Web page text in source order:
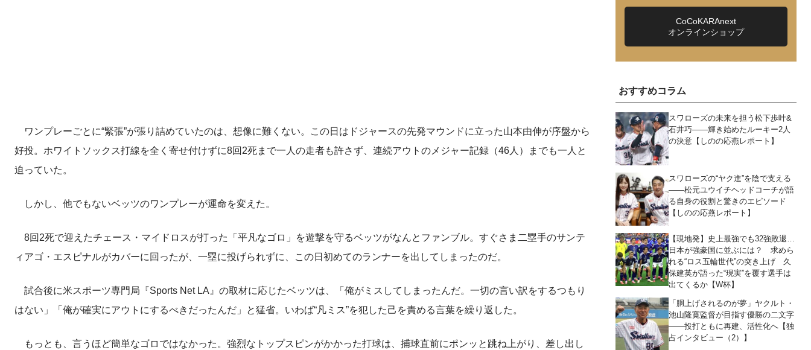
ワンプレーごとに“緊張”が張り詰めていたのは、想像に難くない。この日はドジャースの先発マウンドに立った山本由伸が序盤から
好投。ホワイトソックス打線を全く寄せ付けずに8回2死まで一人の走者も許さず、連続アウトのメジャー記録（46人）までも一人と
迫っていた。
しかし、他でもないベッツのワンプレーが運命を変えた。
8回2死で迎えたチェース・マイドロスが打った「平凡なゴロ」を遊撃を守るベッツがなんとファンブル。すぐさま二塁手のサンテ
ィアゴ・エスピナルがカバーに回ったが、一塁に投げられずに、この日初めてのランナーを出してしまったのだ。
試合後に米スポーツ専門局『Sports Net LA』の取材に応じたベッツは、「俺がミスしてしまったんだ。一切の言い訳をするつもり
はない」「俺が確実にアウトにするべきだったんだ」と猛省。いわば“凡ミス”を犯した己を責める言葉を繰り返した。
もっとも、言うほど簡単なゴロではなかった。強烈なトップスピンがかかった打球は、捕球直前にポンッと跳ね上がり、差し出し
CoCoKARAnext
オンラインショップ
おすすめコラム
スワローズの未来を担う松下歩叶&
石井巧――輝き始めたルーキー2人
の決意【しのの応燕レポート】
スワローズの“ヤク進”を陰で支える
――松元ユウイチヘッドコーチが語
る自身の役割と驚きのエピソード
【しのの応燕レポート】
【現地発】史上最強でも32強敗退…
日本が強豪国に並ぶには？ 求めら
れる“ロス五輪世代”の突き上げ 久
保建英が語った“現実”を覆す選手は
出てくるか【W杯】
「胴上げされるのが夢」ヤクルト・
池山隆寛監督が目指す優勝の二文字
――投打ともに再建、活性化へ【独
占インタビュー（2）】